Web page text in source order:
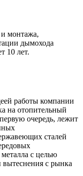
монтажа,
дымохода
10 лет.
работы компании
на отопительный
очередь, лежит
сталей
с целью
вытеснения с рынка